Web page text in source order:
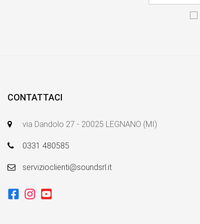
CONTATTACI
via Dandolo 27 - 20025 LEGNANO (MI)
0331 480585
servizioclienti@soundsrl.it